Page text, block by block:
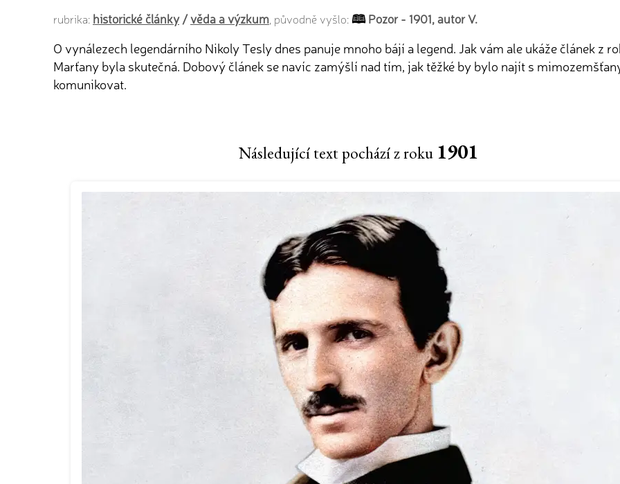
rubrika: historické články/věda a výzkum , původně vyšlo: Pozor - 1901, autor V.
O vynálezech legendárního Nikoly Tesly dnes panuje mnoho bájí a legend. Jak vám ale ukáže článek z
Marťany byla skutečná. Dobový článek se navíc zamýšlí nad tím, jak těžké by bylo najít s
komunikovat.
Následující text pochází z roku 1901